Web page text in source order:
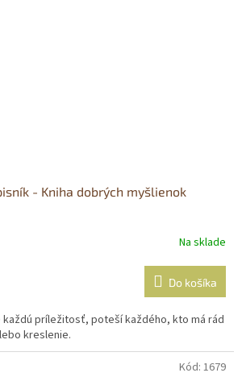
- Kniha dobrých myšlienok
Na sklade
Do košíka
príležitosť, poteší každého, kto má rád
kreslenie.
Kód: 1679